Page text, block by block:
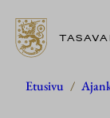
SiirryEtusivu /